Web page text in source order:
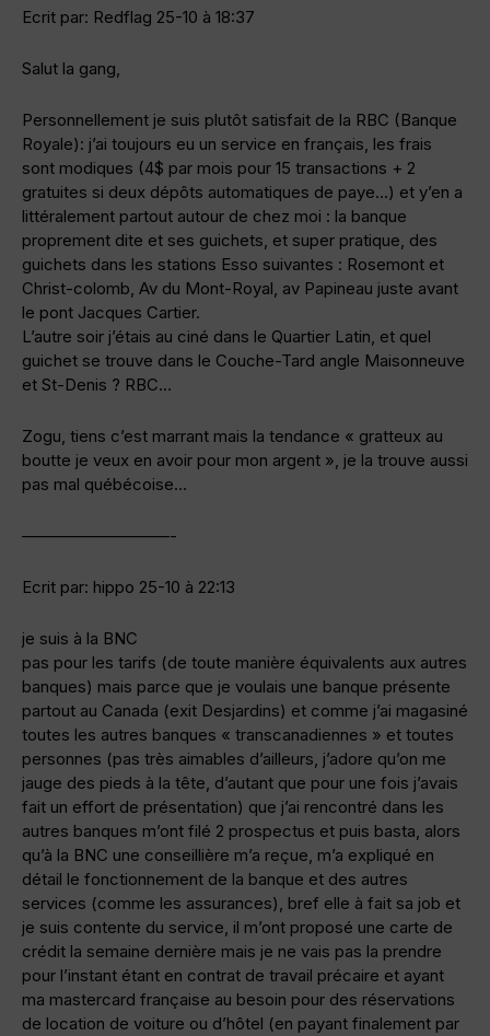
Ecrit par: Redflag 25-10 à 18:37
Salut la gang,
Personnellement je suis plutôt satisfait de la RBC (Banque
Royale): j’ai toujours eu un service en français, les frais
sont modiques (4$ par mois pour 15 transactions + 2
gratuites si deux dépôts automatiques de paye…) et y’en a
littéralement partout autour de chez moi : la banque
proprement dite et ses guichets, et super pratique, des
guichets dans les stations Esso suivantes : Rosemont et
Christ-colomb, Av du Mont-Royal, av Papineau juste avant
le pont Jacques Cartier.
L’autre soir j’étais au ciné dans le Quartier Latin, et quel
guichet se trouve dans le Couche-Tard angle Maisonneuve
et St-Denis ? RBC…
Zogu, tiens c’est marrant mais la tendance « gratteux au
boutte je veux en avoir pour mon argent », je la trouve aussi
pas mal québécoise…
—————————-
Ecrit par: hippo 25-10 à 22:13
je suis à la BNC
pas pour les tarifs (de toute manière équivalents aux autres
banques) mais parce que je voulais une banque présente
partout au Canada (exit Desjardins) et comme j’ai magasiné
toutes les autres banques « transcanadiennes » et toutes
personnes (pas très aimables d’ailleurs, j’adore qu’on me
jauge des pieds à la tête, d’autant que pour une fois j’avais
fait un effort de présentation) que j’ai rencontré dans les
autres banques m’ont filé 2 prospectus et puis basta, alors
qu’à la BNC une conseillière m’a reçue, m’a expliqué en
détail le fonctionnement de la banque et des autres
services (comme les assurances), bref elle à fait sa job et
je suis contente du service, il m’ont proposé une carte de
crédit la semaine dernière mais je ne vais pas la prendre
pour l’instant étant en contrat de travail précaire et ayant
ma mastercard française au besoin pour des réservations
de location de voiture ou d’hôtel (en payant finalement par